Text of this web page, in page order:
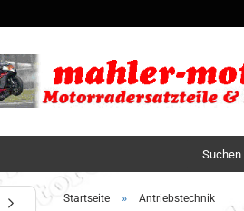
Suchen
Startseite » Antriebstechnik